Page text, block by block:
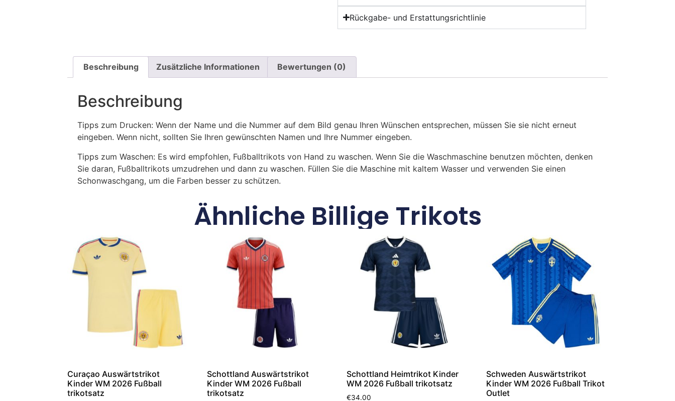
Rückgabe- und Erstattungsrichtlinie
Beschreibung Zusätzliche Informationen Bewertungen (0)
Beschreibung
Tipps zum Drucken: Wenn der Name und die Nummer auf dem Bild genau Ihren Wünschen entsprechen, müssen Sie sie nicht erneut
eingeben. Wenn nicht, sollten Sie Ihren gewünschten Namen und Ihre Nummer eingeben.
Tipps zum Waschen: Es wird empfohlen, Fußballtrikots von Hand zu waschen. Wenn Sie die Waschmaschine benutzen möchten, denken
Sie daran, Fußballtrikots umzudrehen und dann zu waschen. Füllen Sie die Maschine mit kaltem Wasser und verwenden Sie einen
Schonwaschgang, um die Farben besser zu schützen.
Ähnliche Billige Trikots
Curaçao Auswärtstrikot
Kinder WM 2026 Fußball
trikotsatz
Schottland Auswärtstrikot
Kinder WM 2026 Fußball
trikotsatz
Schottland Heimtrikot Kinder
WM 2026 Fußball trikotsatz
€34.00
Schweden Auswärtstrikot
Kinder WM 2026 Fußball Trikot
Outlet